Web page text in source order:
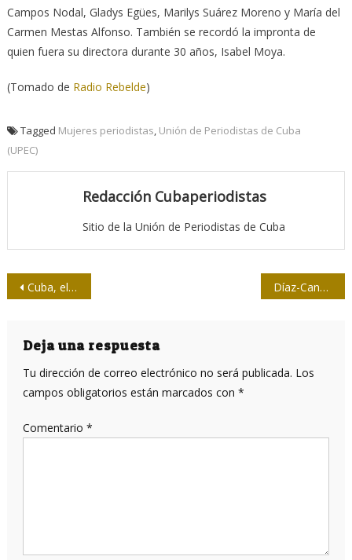
Campos Nodal, Gladys Egües, Marilys Suárez Moreno y María del
Carmen Mestas Alfonso. También se recordó la impronta de
quien fuera su directora durante 30 años, Isabel Moya.
(Tomado de Radio Rebelde)
Tagged Mujeres periodistas, Unión de Periodistas de Cuba
(UPEC)
Redacción Cubaperiodistas
Sitio de la Unión de Periodistas de Cuba
Navegación
entradas
Cuba, el poeta, el tablero y el olvido Díaz-Canel en concierto de Tony Ávila con los jóvenes de los Pañuelos Rojos
Deja una respuesta
Tu dirección de correo electrónico no será publicada. Los
campos obligatorios están marcados con *
Comentario *